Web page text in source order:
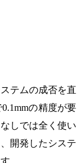
テムの成否を直
の精度が要
しでは全く使い
開発したシステ